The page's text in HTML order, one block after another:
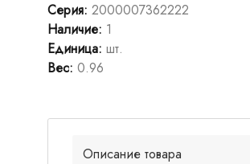
Серия: 2000007362222
Наличие: 1
Единица: шт.
Вес: 0.96
Описание товара